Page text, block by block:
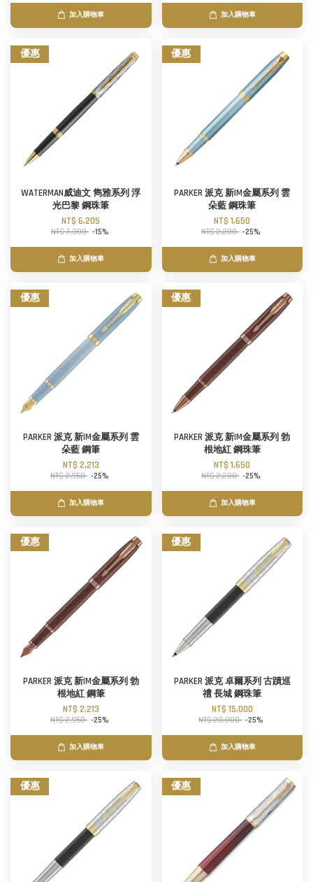
加入購物車 加入購物車
優惠
WATERMAN威迪文 雋雅系列 浮
光巴黎 鋼珠筆
NT$ 6,205
NT$ 7,300 -15%
加入購物車
優惠
PARKER 派克 新IM金屬系列 雲
朵藍 鋼珠筆
NT$ 1,650
NT$ 2,200 -25%
加入購物車
優惠
PARKER 派克 新IM金屬系列 雲
朵藍 鋼筆
NT$ 2,213
NT$ 2,950 -25%
加入購物車
優惠
PARKER 派克 新IM金屬系列 勃
根地紅 鋼珠筆
NT$ 1,650
NT$ 2,200 -25%
加入購物車
優惠
PARKER 派克 新IM金屬系列 勃
根地紅 鋼筆
NT$ 2,213
NT$ 2,950 -25%
加入購物車
優惠
PARKER 派克 卓爾系列 古蹟巡
禮 長城 鋼珠筆
NT$ 15,000
NT$ 20,000 -25%
加入購物車
優惠 優惠